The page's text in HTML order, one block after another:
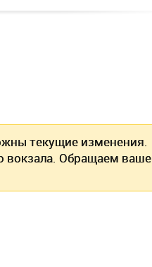
текущие изменения.
вокзала. Обращаем ваше